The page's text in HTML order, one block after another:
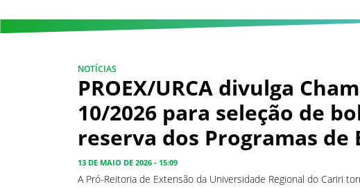
NOTÍCIAS
PROEX/URCA divulga
10/2026 para seleção de
reserva dos Programas de
13 DE MAIO DE 2026 - 15:09
A Pró-Reitoria de Extensão da Universidade Regional do Cariri